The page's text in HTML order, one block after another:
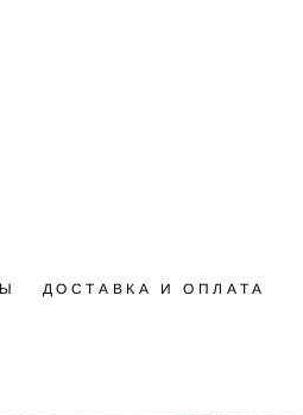
ДОСТАВКА И ОПЛАТА